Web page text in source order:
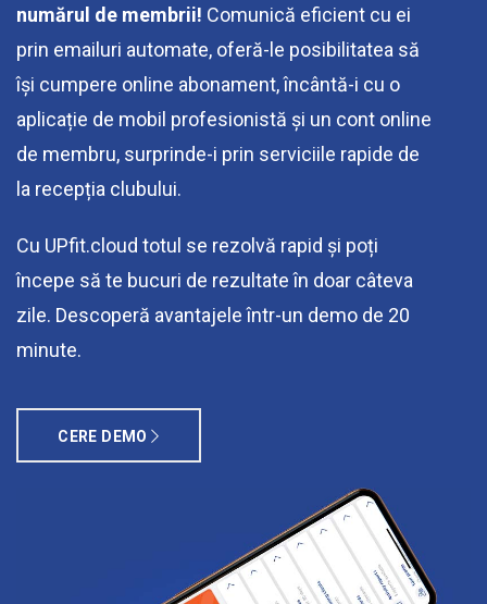
numărul de membrii! Comunică eficient cu ei
prin emailuri automate, oferă-le posibilitatea să
își cumpere online abonament, încântă-i cu o
aplicație de mobil profesionistă și un cont online
de membru, surprinde-i prin serviciile rapide de
la recepția clubului.
Cu UPfit.cloud totul se rezolvă rapid și poți
începe să te bucuri de rezultate în doar câteva
zile. Descoperă avantajele într-un demo de 20
minute.
CERE DEMO